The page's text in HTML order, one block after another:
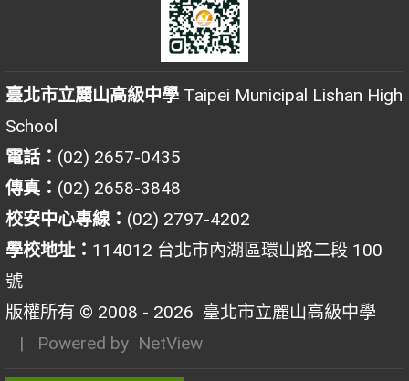
臺北市立麗山高級中學 Taipei Municipal Lishan High
School
電話： (02) 2657-0435
傳真： (02) 2658-3848
校安中心專線： (02) 2797-4202
學校地址： 114012 台北市內湖區環山路二段 100
號
版權所有 © 2008 - 2026 臺北市立麗山高級中學
| Powered by NetView